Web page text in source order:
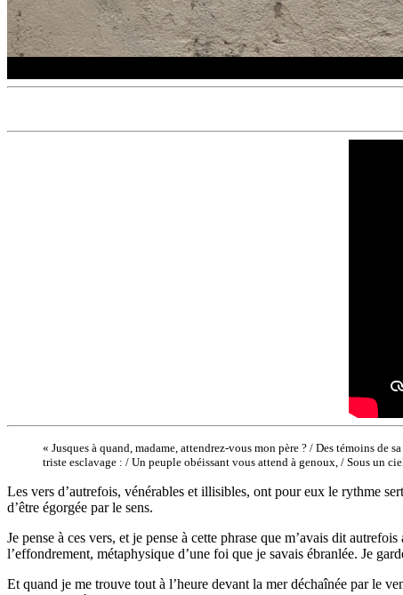
« Jusques à quand, madame, attendrez-vous mon père ? / Des témoins de
triste esclavage : / Un peuple obéissant vous attend à genoux, / Sous un
Les vers d’autrefois, vénérables et illisibles, ont pour eux le rythme
d’être égorgée par le sens.
Je pense à ces vers, et je pense à cette phrase que m’avais dit
l’effondrement, métaphysique d’une foi que je savais ébranlée. Je
Et quand je me trouve tout à l’heure devant la mer déchaînée par le